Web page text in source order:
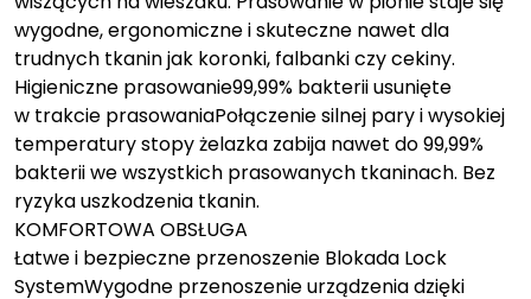
wygodne, ergonomiczne i skuteczne nawet dla
trudnych tkanin jak koronki, falbanki czy cekiny.
Higieniczne prasowanie99,99% bakterii usunięte
w trakcie prasowaniaPołączenie silnej pary i wysokiej
temperatury stopy żelazka zabija nawet do 99,99%
bakterii we wszystkich prasowanych tkaninach. Bez
ryzyka uszkodzenia tkanin.
KOMFORTOWA OBSŁUGA
Łatwe i bezpieczne przenoszenie Blokada Lock
SystemWygodne przenoszenie urządzenia dzięki